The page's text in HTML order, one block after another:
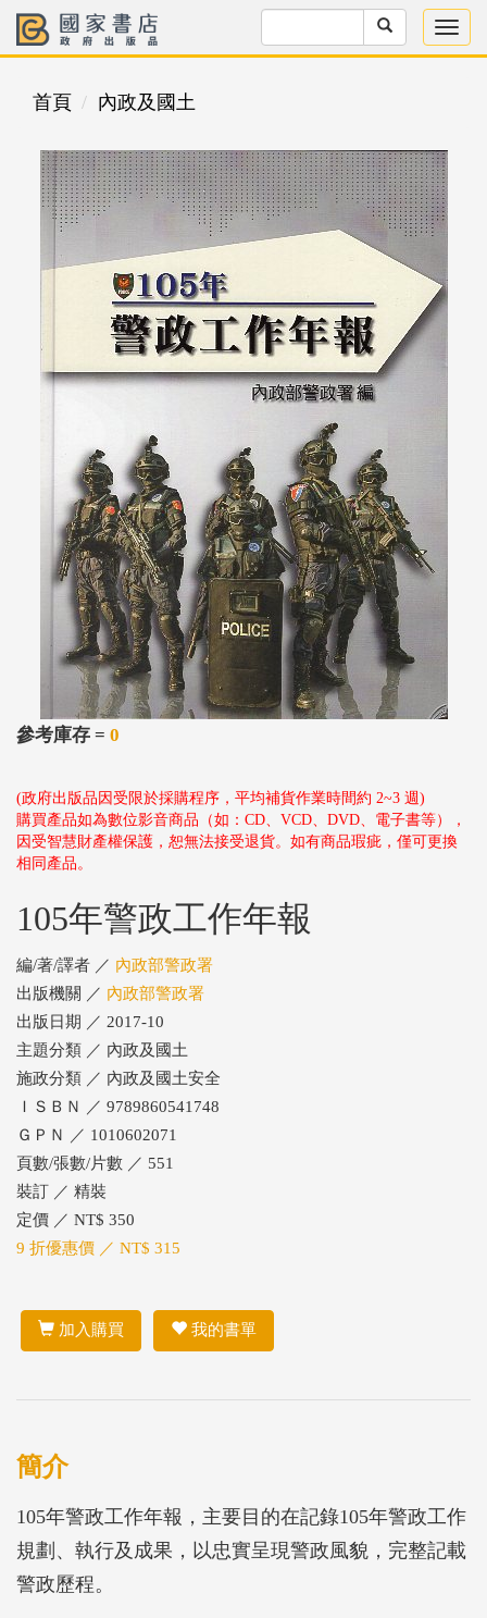
首頁 內政及國土
參考庫存 = 0
(政府出版品因受限於採購程序，平均補貨作業時間約 2~3 週)
購買產品如為數位影音商品（如：CD、VCD、DVD、電子書等），
因受智慧財產權保護，恕無法接受退貨。如有商品瑕疵，僅可更換
相同產品。
105年警政工作年報
編/著/譯者 ／ 內政部警政署
出版機關 ／ 內政部警政署
出版日期 ／ 2017-10
主題分類 ／ 內政及國土
施政分類 ／ 內政及國土安全
ＩＳＢＮ ／ 9789860541748
ＧＰＮ ／ 1010602071
頁數/張數/片數 ／ 551
裝訂 ／ 精裝
定價 ／ NT$ 350
9 折優惠價 ／ NT$ 315
加入購買 我的書單
簡介
105年警政工作年報，主要目的在記錄105年警政工作
規劃、執行及成果，以忠實呈現警政風貌，完整記載
警政歷程。